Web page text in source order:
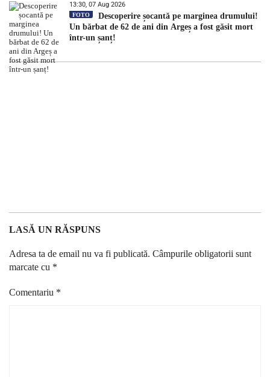
13:30, 07 Aug 2026
FOTO
Descoperire șocantă pe marginea drumului!
Un bărbat de 62 de ani din Argeș a fost găsit mort
într-un șanț!
LASĂ UN RĂSPUNS
Adresa ta de email nu va fi publicată. Câmpurile obligatorii sunt
marcate cu *
Comentariu *